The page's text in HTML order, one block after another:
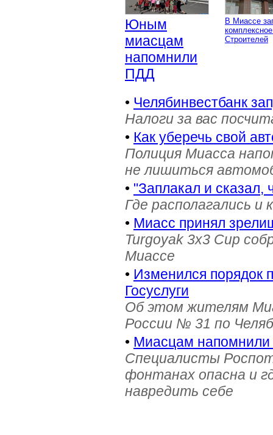
Юным
миасцам
напомнили
ПДД
В Миассе
Строителей
• Челябинвестбанк
Налоги за вас
• Как уберечь свой
Полиция Миасса
не лишиться
• "Заплакал и сказал,
Где располагались и
• Миасс принял
Turgoyak 3x3 Cup
Миассе
• Изменился порядок
Госуслуги
Об этом жителям
России № 31 по
• Миасцам напомнили
Специалисты
фонтанах опасна и
навредить себе